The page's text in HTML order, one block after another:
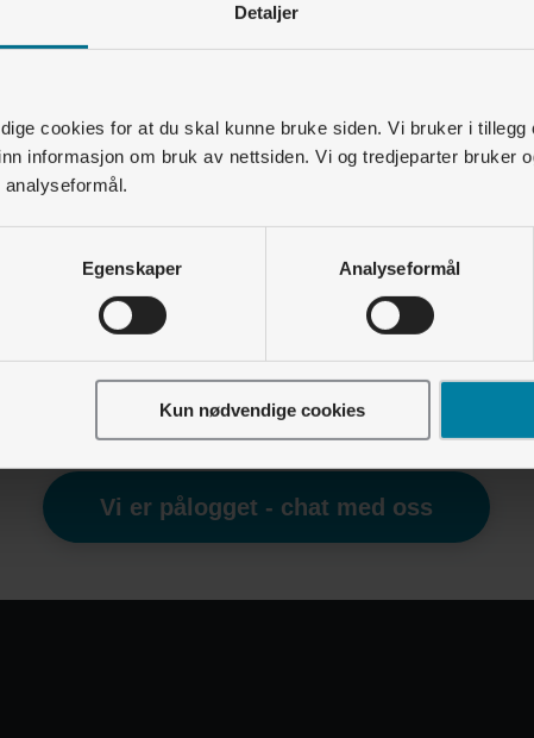
Detaljer
cookies for at du skal kunne bruke siden. Vi bruker i tillegg
informasjon om bruk av nettsiden. Vi og tredjeparter bruker
Egenskaper Analyseformål
Kun nødvendige cookies
synes dette var nyttig
Relaterte artikler
Solcellepanel • Ordbok
Hva er en inverter?
Solcellepanel • Lyse tilbyr ikke lenger solcelleanlegg
Når sluttet Lyse å tilby solcelleanlegg?
Finner du ikke det du leter etter?
Vi er pålogget - chat med oss